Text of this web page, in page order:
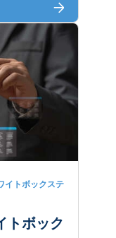
イトボックステ
トボック